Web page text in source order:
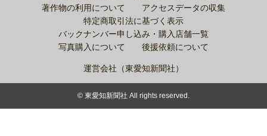
著作物の利用について
アクセスデータの収集
特定商取引法に基づく表示
バックナンバー申し込み・購入店舗一覧
写真購入について
後援依頼について
運営会社（東愛知新聞社）
© 東愛知新聞社 All rights reserved.